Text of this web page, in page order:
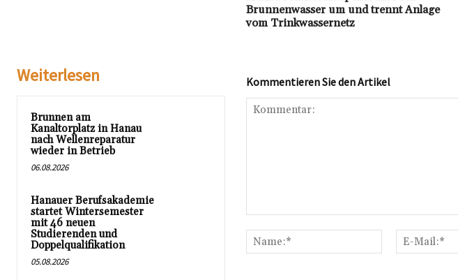
Brunnenwasser um und trennt Anlage
vom Trinkwassernetz
Weiterlesen
Brunnen am
Kanaltorplatz in Hanau
nach Wellenreparatur
wieder in Betrieb
06.08.2026
Hanauer Berufsakademie
startet Wintersemester
mit 46 neuen
Studierenden und
Doppelqualifikation
05.08.2026
Kommentieren Sie den Artikel
Name:*